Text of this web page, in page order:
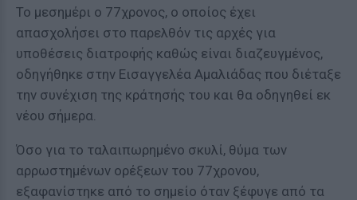
Το μεσημέρι ο 77χρονος, ο οποίος έχει
απασχολήσει στο παρελθόν τις αρχές για
υποθέσεις διατροφής καθώς είναι διαζευγμένος,
οδηγήθηκε στην Εισαγγελέα Αμαλιάδας που διέταξε
την συνέχιση της κράτησής του και θα οδηγηθεί εκ
νέου σήμερα.
Όσο για το ταλαιπωρημένο σκυλί, θύμα των
αρρωστημένων ορέξεων του 77χρονου,
εξαφανίστηκε από το σημείο όταν ξέφυγε από τα